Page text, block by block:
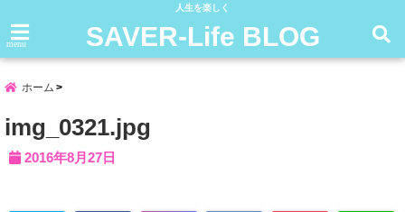
人生を楽しく
menu SAVER-Life BLOG
ホーム
img_0321.jpg
2016年8月27日